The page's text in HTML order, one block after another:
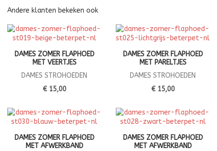
Andere klanten bekeken ook
DAMES ZOMER FLAPHOED
MET VEERTJES
DAMES STROHOEDEN
€ 15,00
DAMES ZOMER FLAPHOED
MET PARELTJES
DAMES STROHOEDEN
€ 15,00
DAMES ZOMER FLAPHOED
MET AFWERKBAND
DAMES ZOMER FLAPHOED
MET AFWERKBAND